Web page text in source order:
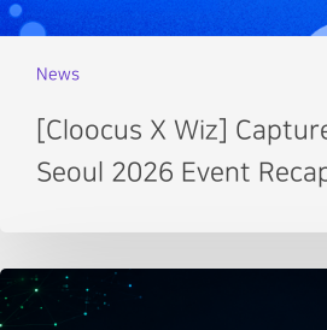
News
[Cloocus X Wiz]
Seoul 2026 Event